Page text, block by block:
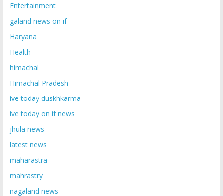
Entertainment
galand news on if
Haryana
Health
himachal
Himachal Pradesh
ive today duskhkarma
ive today on if news
jhula news
latest news
maharastra
mahrastry
nagaland news